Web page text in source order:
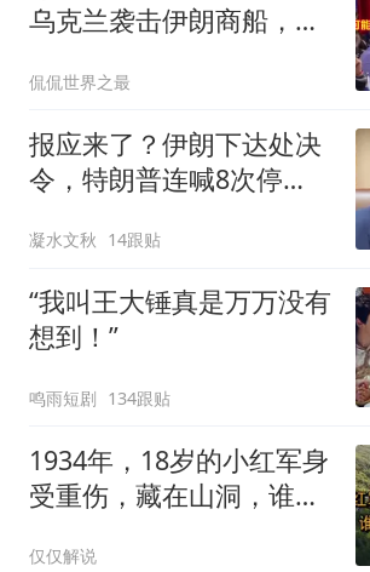
乌克兰袭击伊朗商船，差
雷”
侃侃世界之最
报应来了？伊朗下达处决
令，特朗普连喊8次停
凝水文秋 14跟贴
“我叫王大锤真是万万没有
想到！”
鸣雨短剧 134跟贴
1934年，18岁的小红军身
受重伤，藏在山洞，谁料
仅仅解说